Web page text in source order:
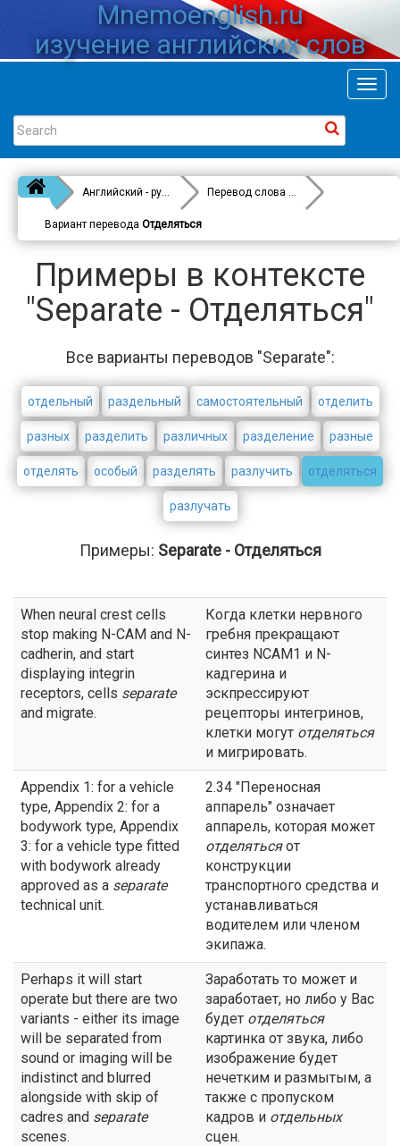
Mnemoenglish.ru
изучение английских слов
Английский - русский Перевод слова
Separate
Вариант перевода Отделяться
Примеры в контексте
"Separate - Отделяться"
Все варианты переводов "Separate":
отдельный раздельный самостоятельный отделить
разных разделить различных разделение разные
отделять особый разделять разлучить отделяться
разлучать
Примеры: Separate - Отделяться
When neural crest cells
stop making N-CAM and N-
cadherin, and start
displaying integrin
receptors, cells separate
and migrate.
Когда клетки нервного
гребня прекращают
синтез NCAM1 и N-
кадгерина и
эскпрессируют
рецепторы интегринов,
клетки могут отделяться
и мигрировать.
Appendix 1: for a vehicle
type, Appendix 2: for a
bodywork type, Appendix
3: for a vehicle type fitted
with bodywork already
approved as a separate
technical unit.
2.34 "Переносная
аппарель" означает
аппарель, которая может
отделятьсяот
конструкции
транспортного средства и
устанавливаться
водителем или членом
экипажа.
Perhaps it will start
operate but there are two
variants - either its image
will be separated from
sound or imaging will be
indistinct and blurred
alongside with skip of
cadres and separate
scenes.
Заработать то может и
заработает, но либо у Вас
будет отделяться
картинка от звука, либо
изображение будет
нечетким и размытым, а
также с пропуском
кадров и отдельных
сцен.